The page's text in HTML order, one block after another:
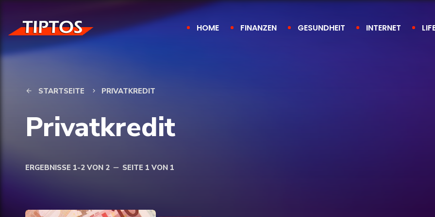
HOME FINANZEN GESUNDHEIT INTERNET
arrow_back STARTSEITE keyboard_arrow_right PRIVATKREDIT
Privatkredit
ERGEBNISSE 1-2 VON 2 remove SEITE 1 VON 1